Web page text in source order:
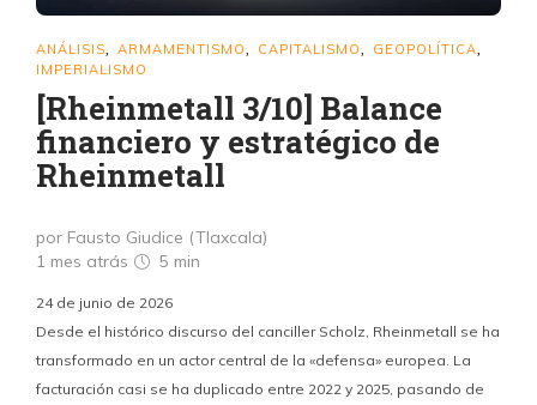
ANÁLISIS ARMAMENTISMO CAPITALISMO GEOPOLÍTICA
IMPERIALISMO
[Rheinmetall 3/10] Balance
financiero y estratégico de
Rheinmetall
por Fausto Giudice (Tlaxcala)
1 mes atrás
5 min
24 de junio de 2026
Desde el histórico discurso del canciller Scholz, Rheinmetall se ha
transformado en un actor central de la «defensa» europea. La
facturación casi se ha duplicado entre 2022 y 2025, pasando de